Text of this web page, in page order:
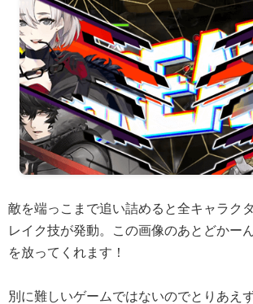
敵を端っこまで追い詰めると全キャラク
レイク技が発動。この画像のあとどかー
を放ってくれます！
別に難しいゲームではないのでとりあえ